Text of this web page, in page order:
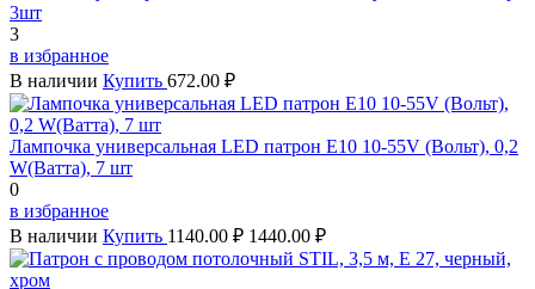
3шт
3
в избранное
В наличии Купить 672.00 ₽
Лампочка универсальная LED патрон E10 10-55V (Вольт), 0,2
W(Ватта), 7 шт
0
в избранное
В наличии Купить 1140.00 ₽ 1440.00 ₽